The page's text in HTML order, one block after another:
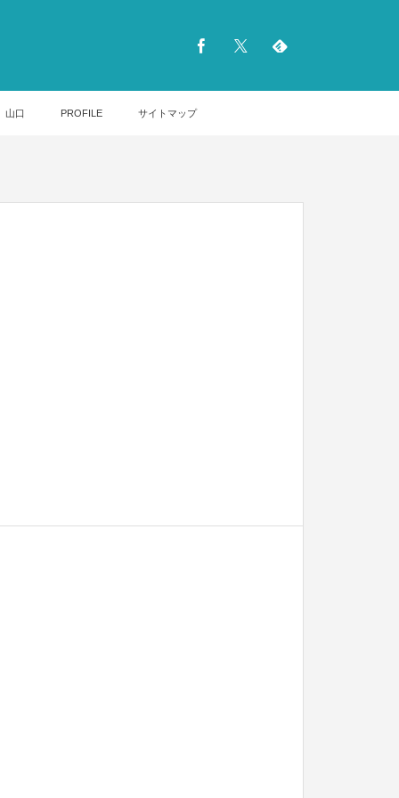
山口 PROFILE サイトマップ